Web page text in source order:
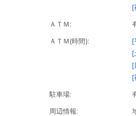
[
ＡＴＭ:
ＡＴＭ(時間):
[
[
[
[
駐車場:
周辺情報: